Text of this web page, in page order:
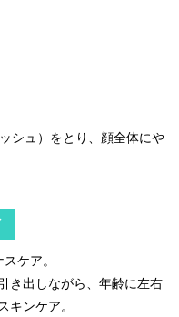
シュ）をとり、顔全体にや
ケア。
き出しながら、年齢に左右
キンケア。